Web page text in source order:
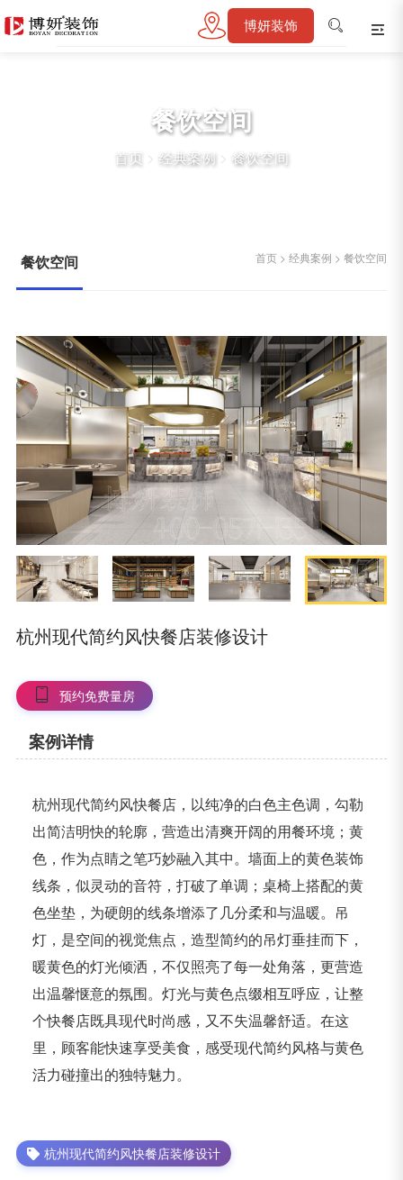
博妍装饰
餐饮空间
首页 > 经典案例> 餐饮空间
餐饮空间 首页 >经典案例 >餐饮空间
杭州现代简约风快餐店装修设计
预约免费量房
案例详情
杭州现代简约风快餐店，以纯净的白色主色调，勾勒
出简洁明快的轮廓，营造出清爽开阔的用餐环境；黄
色，作为点睛之笔巧妙融入其中。墙面上的黄色装饰
线条，似灵动的音符，打破了单调；桌椅上搭配的黄
色坐垫，为硬朗的线条增添了几分柔和与温暖。吊
灯，是空间的视觉焦点，造型简约的吊灯垂挂而下，
暖黄色的灯光倾洒，不仅照亮了每一处角落，更营造
出温馨惬意的氛围。灯光与黄色点缀相互呼应，让整
个快餐店既具现代时尚感，又不失温馨舒适。在这
里，顾客能快速享受美食，感受现代简约风格与黄色
活力碰撞出的独特魅力。
杭州现代简约风快餐店装修设计